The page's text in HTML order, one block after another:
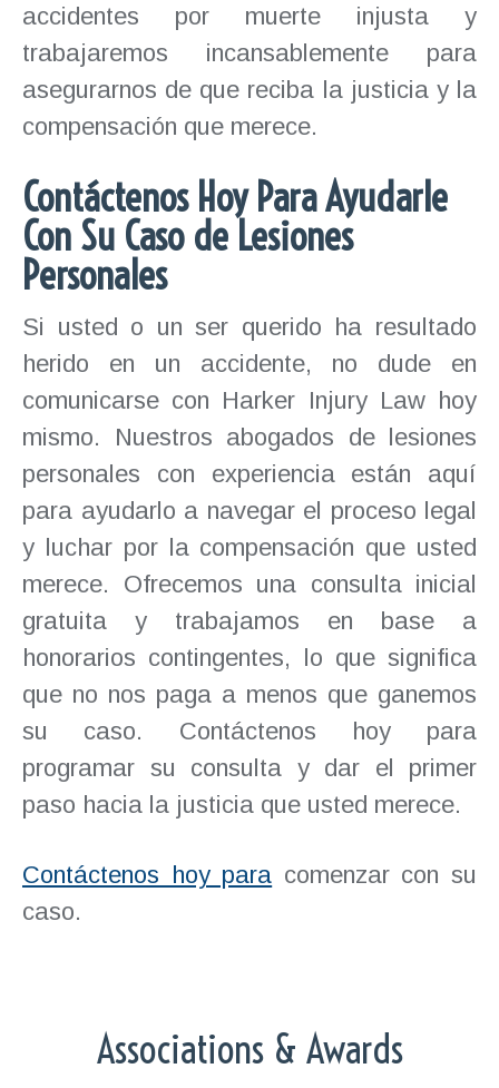
accidentes por muerte injusta y
trabajaremos incansablemente para
asegurarnos de que reciba la justicia y la
compensación que merece.
Contáctenos Hoy Para Ayudarle
Con Su Caso de Lesiones
Personales
Si usted o un ser querido ha resultado
herido en un accidente, no dude en
comunicarse con Harker Injury Law hoy
mismo. Nuestros abogados de lesiones
personales con experiencia están aquí
para ayudarlo a navegar el proceso legal
y luchar por la compensación que usted
merece. Ofrecemos una consulta inicial
gratuita y trabajamos en base a
honorarios contingentes, lo que significa
que no nos paga a menos que ganemos
su caso. Contáctenos hoy para
programar su consulta y dar el primer
paso hacia la justicia que usted merece.
Contáctenos hoy para comenzar con su
caso.
Associations & Awards